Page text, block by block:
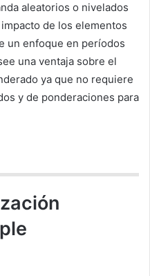
aleatorios o nivelados
de los elementos
un enfoque en períodos
una ventaja sobre el
ya que no requiere
y de ponderaciones para